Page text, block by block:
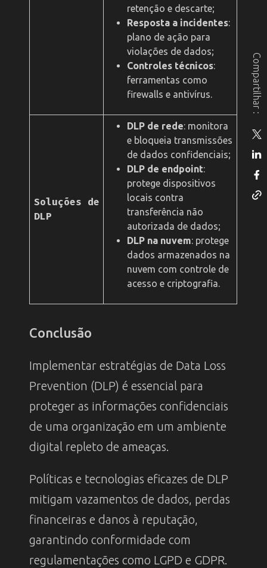
Compartilhar :
retenção e descarte;
Resposta a incidentes:
plano de ação para
violações de dados;
Controles técnicos:
ferramentas como
firewalls e antivírus.
Soluções de
DLP
DLP de rede: monitora
e bloqueia transmissões
de dados confidenciais;
DLP de endpoint:
protege dispositivos
locais contra
transferência não
autorizada de dados;
DLP na nuvem: protege
dados armazenados na
nuvem com controle de
acesso e criptografia.
Conclusão
Implementar estratégias de Data Loss
Prevention (DLP) é essencial para
proteger as informações confidenciais
de uma organização em um ambiente
digital repleto de ameaças.
Políticas e tecnologias eficazes de DLP
mitigam vazamentos de dados, perdas
financeiras e danos à reputação,
garantindo conformidade com
regulamentações como LGPD e GDPR.